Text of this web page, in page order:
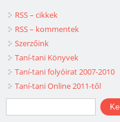
RSS – cikkek
RSS – kommentek
Szerzőink
Taní-tani Könyvek
Taní-tani folyóirat 2007-2010
Taní-tani Online 2011-től
Keresés űrlap
Keresés